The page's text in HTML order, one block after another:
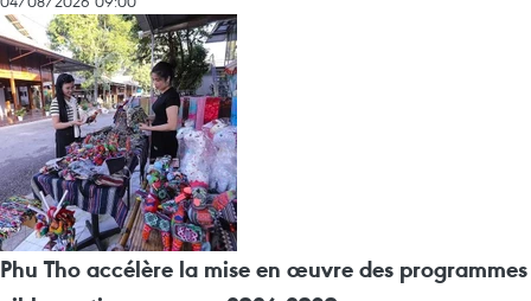
Phu Tho accélère la mise en œuvre des programmes